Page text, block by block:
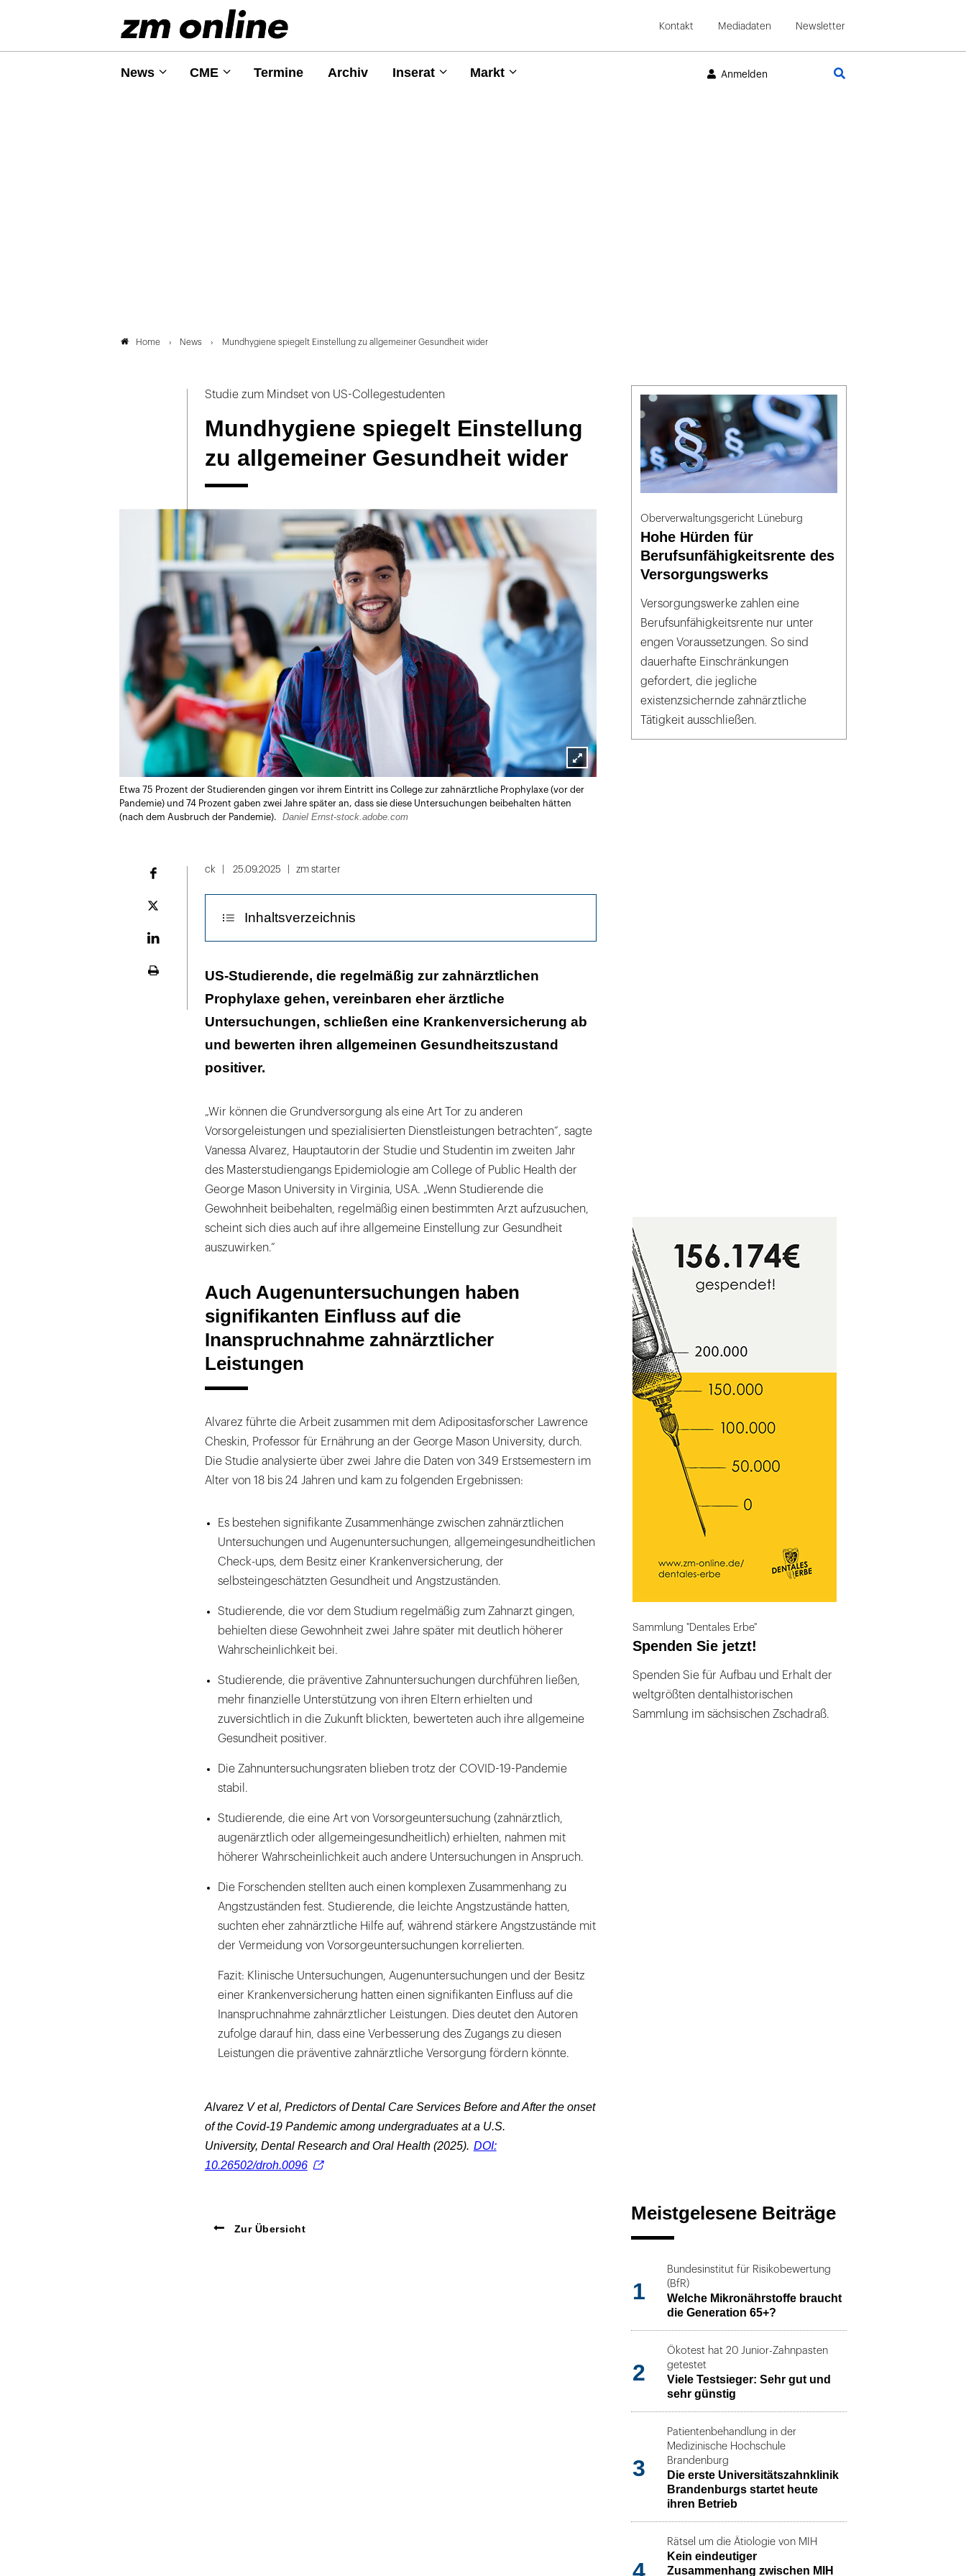
Kontakt Mediadaten Newsletter
News CME Termine Archiv Inserat Markt Anmelden
Home News Mundhygiene spiegelt Einstellung zu allgemeiner Gesundheit wider
Studie zum Mindset von US-Collegestudenten
Mundhygiene spiegelt Einstellung
zu allgemeiner Gesundheit wider
Lightbox
öffnen
Etwa 75 Prozent der Studierenden gingen vor ihrem Eintritt ins College zur zahnärztliche Prophylaxe (vor der
Pandemie) und 74 Prozent gaben zwei Jahre später an, dass sie diese Untersuchungen beibehalten hätten
(nach dem Ausbruch der Pandemie).
Daniel Ernst-stock.adobe.com
Plattform
ck 25.09.2025 zm starter
Inhaltsverzeichnis
Auch Augenuntersuchungen haben signifikanten Einfluss auf die
US-Studierende, die regelmäßig zur zahnärztlichen
Prophylaxe gehen, vereinbaren eher ärztliche
Untersuchungen, schließen eine Krankenversicherung ab
und bewerten ihren allgemeinen Gesundheitszustand
positiver.
„Wir können die Grundversorgung als eine Art Tor zu anderen
Vorsorgeleistungen und spezialisierten Dienstleistungen betrachten“, sagte
Vanessa Alvarez, Hauptautorin der Studie und Studentin im zweiten Jahr
des Masterstudiengangs Epidemiologie am College of Public Health der
George Mason University in Virginia, USA. „Wenn Studierende die
Gewohnheit beibehalten, regelmäßig einen bestimmten Arzt aufzusuchen,
scheint sich dies auch auf ihre allgemeine Einstellung zur Gesundheit
auszuwirken.“
Auch Augenuntersuchungen haben
signifikanten Einfluss auf die
Inanspruchnahme zahnärztlicher
Leistungen
Alvarez führte die Arbeit zusammen mit dem Adipositasforscher Lawrence
Cheskin, Professor für Ernährung an der George Mason University, durch.
Die Studie analysierte über zwei Jahre die Daten von 349 Erstsemestern im
Alter von 18 bis 24 Jahren und kam zu folgenden Ergebnissen:
Es bestehen signifikante Zusammenhänge zwischen zahnärztlichen
Untersuchungen und Augenuntersuchungen, allgemeingesundheitlichen
Check-ups, dem Besitz einer Krankenversicherung, der
selbsteingeschätzten Gesundheit und Angstzuständen.
Studierende, die vor dem Studium regelmäßig zum Zahnarzt gingen,
behielten diese Gewohnheit zwei Jahre später mit deutlich höherer
Wahrscheinlichkeit bei.
Studierende, die präventive Zahnuntersuchungen durchführen ließen,
mehr finanzielle Unterstützung von ihren Eltern erhielten und
zuversichtlich in die Zukunft blickten, bewerteten auch ihre allgemeine
Gesundheit positiver.
Die Zahnuntersuchungsraten blieben trotz der COVID-19-Pandemie
stabil.
Studierende, die eine Art von Vorsorgeuntersuchung (zahnärztlich,
augenärztlich oder allgemeingesundheitlich) erhielten, nahmen mit
höherer Wahrscheinlichkeit auch andere Untersuchungen in Anspruch.
Die Forschenden stellten auch einen komplexen Zusammenhang zu
Angstzuständen fest. Studierende, die leichte Angstzustände hatten,
suchten eher zahnärztliche Hilfe auf, während stärkere Angstzustände mit
der Vermeidung von Vorsorgeuntersuchungen korrelierten.
Fazit: Klinische Untersuchungen, Augenuntersuchungen und der Besitz
einer Krankenversicherung hatten einen signifikanten Einfluss auf die
Inanspruchnahme zahnärztlicher Leistungen. Dies deutet den Autoren
zufolge darauf hin, dass eine Verbesserung des Zugangs zu diesen
Leistungen die präventive zahnärztliche Versorgung fördern könnte.
Alvarez V et al, Predictors of Dental Care Services Before and After the onset
of the Covid-19 Pandemic among undergraduates at a U.S.
University, Dental Research and Oral Health (2025). DOI:
10.26502/droh.0096
Zur Übersicht
Oberverwaltungsgericht Lüneburg
Hohe Hürden für
Berufsunfähigkeitsrente des
Versorgungswerks
Versorgungswerke zahlen eine
Berufsunfähigkeitsrente nur unter
engen Voraussetzungen. So sind
dauerhafte Einschränkungen
gefordert, die jegliche
existenzsichernde zahnärztliche
Tätigkeit ausschließen.
Sammlung "Dentales Erbe"
Spenden Sie jetzt!
Spenden Sie für Aufbau und Erhalt der
weltgrößten dentalhistorischen
Sammlung im sächsischen Zschadraß.
Meistgelesene Beiträge
1
Bundesinstitut für Risikobewertung
(BfR)
Welche Mikronährstoffe braucht
die Generation 65+?
2
Ökotest hat 20 Junior-Zahnpasten
getestet
Viele Testsieger: Sehr gut und
sehr günstig
3
Patientenbehandlung in der
Medizinische Hochschule
Brandenburg
Die erste Universitätszahnklinik
Brandenburgs startet heute
ihren Betrieb
4
Rätsel um die Ätiologie von MIH
Kein eindeutiger
Zusammenhang zwischen MIH